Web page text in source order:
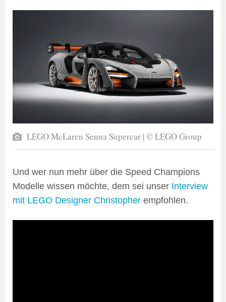
LEGO McLaren Senna Supercar | © LEGO Group
Und wer nun mehr über die Speed Champions
Modelle wissen möchte, dem sei unser Interview
mit LEGO Designer Christopher empfohlen.